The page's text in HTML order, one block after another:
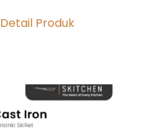
Detail Produk